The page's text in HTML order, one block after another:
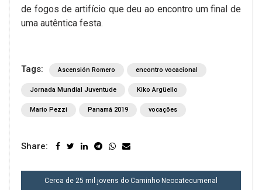
de fogos de artifício que deu ao encontro um final de
uma autêntica festa.
Tags: Ascensión Romero encontro vocacional
Jornada Mundial Juventude Kiko Argüello
Mario Pezzi Panamá 2019 vocações
Share:
NAVEGAÇÃO
Cerca de 25 mil jovens do Caminho Neocatecumenal